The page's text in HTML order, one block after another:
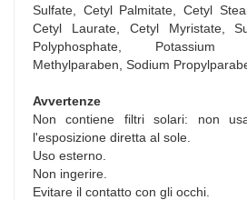
Sulfate, Cetyl Palmitate, Cetyl
Cetyl Laurate, Cetyl Myristate,
Polyphosphate, Potassium
Methylparaben, Sodium
Avvertenze
Non contiene filtri solari: non
l'esposizione diretta al sole.
Uso esterno.
Non ingerire.
Evitare il contatto con gli occhi.